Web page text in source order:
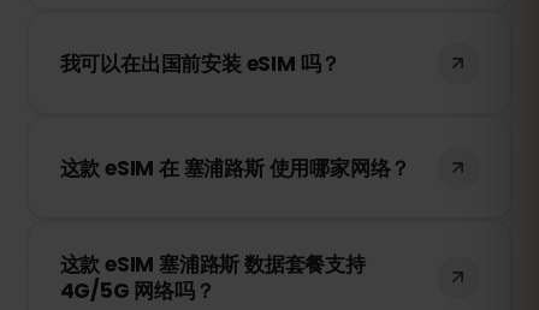
首次连接到 MTN、Primetel 的网络时才会开
我可以在出国前安装 eSIM 吗？
保顺利使用。但是请注意，不要在 塞浦路斯
这款 eSIM 在 塞浦路斯 使用哪家网络？
络，例如 MTN、Primetel，为您提供稳定快
速的移动互联网服务。
这款 eSIM 塞浦路斯 数据套餐支持
4G/5G 网络吗？